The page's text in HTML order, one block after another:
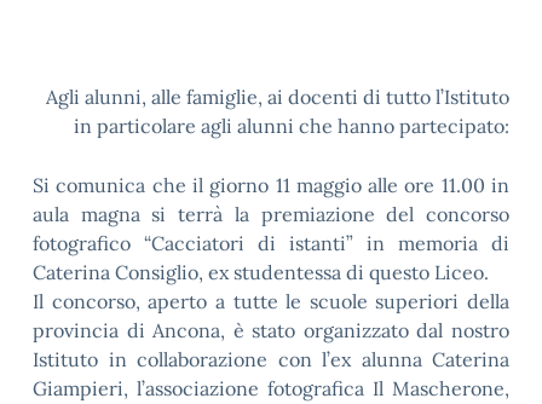
Agli alunni, alle famiglie, ai docenti di tutto l’Istituto
in particolare agli alunni che hanno partecipato:
Si comunica che il giorno 11 maggio alle ore 11.00 in
aula magna si terrà la premiazione del concorso
fotografico “Cacciatori di istanti” in memoria di
Caterina Consiglio, ex studentessa di questo Liceo.
Il concorso, aperto a tutte le scuole superiori della
provincia di Ancona, è stato organizzato dal nostro
Istituto in collaborazione con l’ex alunna Caterina
Giampieri, l’associazione fotografica Il Mascherone,